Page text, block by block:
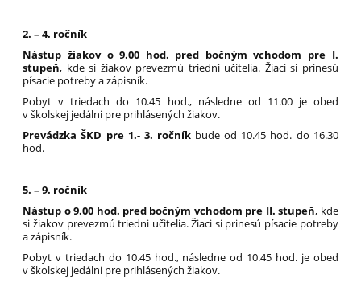
2. – 4. ročník
Nástup žiakov o 9.00 hod. pred bočným vchodom pre I.
stupeň, kde si žiakov prevezmú triedni učitelia. Žiaci si prinesú
písacie potreby a zápisník.
Pobyt v triedach do 10.45 hod., následne od 11.00 je obed
v školskej jedálni pre prihlásených žiakov.
Prevádzka ŠKD pre 1.- 3. ročníkbude od 10.45 hod. do 16.30
hod.
5. – 9. ročník
Nástup o 9.00 hod. pred bočným vchodom pre II. stupeň, kde
si žiakov prevezmú triedni učitelia. Žiaci si prinesú písacie potreby
a zápisník.
Pobyt v triedach do 10.45 hod., následne od 10.45 hod. je obed
v školskej jedálni pre prihlásených žiakov.